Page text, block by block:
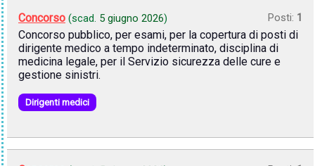
Concorso (scad. 5 giugno 2026) Posti: 1
Concorso pubblico, per esami, per la copertura di posti di
dirigente medico a tempo indeterminato, disciplina di
medicina legale, per il Servizio sicurezza delle cure e
gestione sinistri.
Dirigenti medici